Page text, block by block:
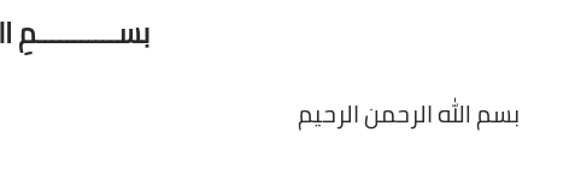
بسم الله الرحمن الرحيم